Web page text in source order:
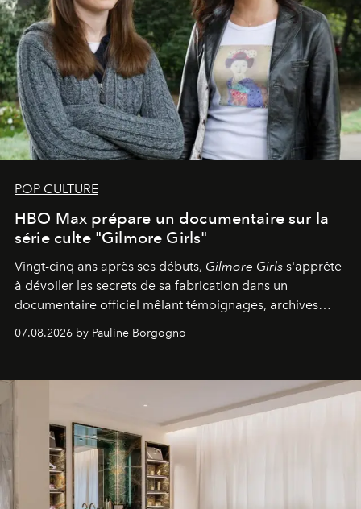
POP CULTURE
HBO Max prépare un documentaire sur la
série culte "Gilmore Girls"
Vingt-cinq ans après ses débuts, Gilmore Girls s'apprête
à dévoiler les secrets de sa fabrication dans un
documentaire officiel mêlant témoignages, archives
inédites et plongée dans les coulisses d'un phénomène
générationnel.
07.08.2026 by Pauline Borgogno